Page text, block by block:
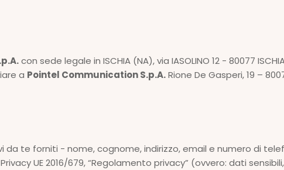
con sede legale in ISCHIA (NA), via IASOLINO 12 - 80077
a Pointel Communication S.p.A.Rione De Gasperi, 19 –
te forniti - nome, cognome, indirizzo, email e numero di
UE 2016/679, “Regolamento privacy” (ovvero: dati